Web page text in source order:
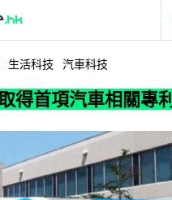
Apple 取得首項汽車相關專利
生活科技 汽車科技
得首項汽車相關專利